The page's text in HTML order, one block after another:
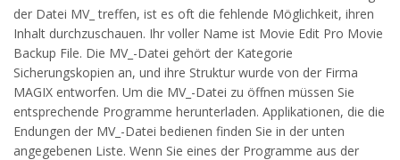
der Datei MV_ treffen, ist es oft die fehlende Möglichkeit, ihren
Inhalt durchzuschauen. Ihr voller Name ist Movie Edit Pro Movie
Backup File. Die MV_-Datei gehört der Kategorie
Sicherungskopien an, und ihre Struktur wurde von der Firma
MAGIX entworfen. Um die MV_-Datei zu öffnen müssen Sie
entsprechende Programme herunterladen. Applikationen, die die
Endungen der MV_-Datei bedienen finden Sie in der unten
angegebenen Liste. Wenn Sie eines der Programme aus der